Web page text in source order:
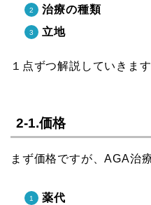
治療の種類
立地
１点ずつ解説していきます
2-1.価格
まず価格ですが、AGA治
薬代